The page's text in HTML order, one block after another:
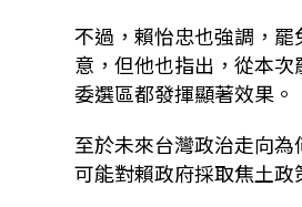
不過，賴怡忠也強調，
意，但他也指出，從本
委選區都發揮顯著效果。
至於未來台灣政治走向
可能對賴政府採取焦土政